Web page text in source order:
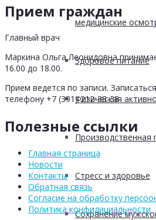
медицинские
Здоровое питание
Физическая
Производственная
Стресс и здоровье
Сохранение
Прием граждан
Главный врач
Маркина Ольга Леонидовна
16.00 до 18.00.
Прием ведется по записи.
телефону +7 (391) 212-38-38
Полезные ссылки
Главная страница
Новости
Контакты
Обратная связь
Согласие на обработку
Политика конфидициальности